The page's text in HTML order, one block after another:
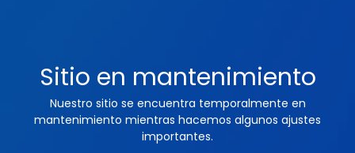
Sitio en mantenimiento
Nuestro sitio se encuentra temporalmente en
mantenimiento mientras hacemos algunos ajustes
importantes.